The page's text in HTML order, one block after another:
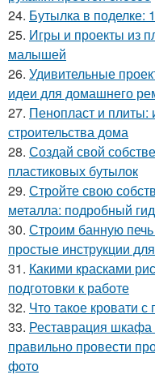
24. Бутылка в поделке:
25. Игры и проекты из
малышей
26. Удивительные
идеи для домашнего
27. Пенопласт и плиты:
строительства дома
28. Создай свой
пластиковых бутылок
29. Стройте свою
металла: подробный гид
30. Строим банную
простые инструкции
31. Какими красками
подготовки к работе
32. Что такое кровати
33. Реставрация шкафа
правильно провести
фото